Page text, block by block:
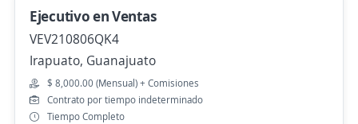
Ayer
Ejecutivo de ventas
Empresa dedicada a venta de material eléctrico
León, Guanajuato
Ejecutivo en Ventas
VEV210806QK4
Irapuato, Guanajuato
$ 8,000.00 (Mensual) + Comisiones
Contrato por tiempo indeterminado
Tiempo Completo